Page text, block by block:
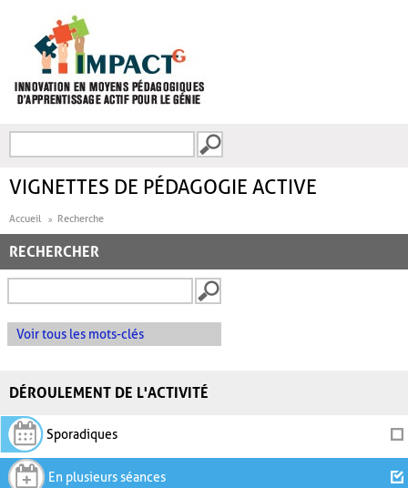
FORMULAIRE DE
VIGNETTES DE PÉDAGOGIE ACTIVE
Accueil Recherche
RECHERCHER
Voir tous les mots-clés
DÉROULEMENT DE L'ACTIVITÉ
Sporadiques
En plusieurs séances